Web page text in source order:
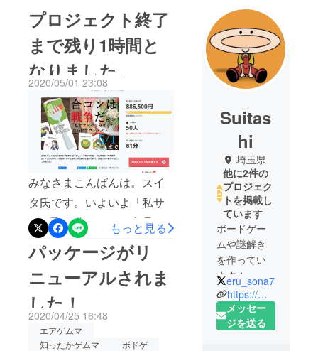
プロジェクト終了
まで残り1時間と
なりました。
2020/05/01 23:08
みなさまこんばんは。スイ
タ氏です。いよいよ「私サ
ラダ取り分けるね」商品化
プロジェクト残すところあ
と【1時間】となりました。
一カ月という期間でしたが
本当に様々なことがありま
した。・クレカの不正利用
発覚・トップページ掲載・
もっと見る
パッケージがリ
ニューアルされま
した！
2020/04/25 16:48
エアゲムマ
知ったかゲムマ
ボドゲ
Suitas
hi
埼玉県
他に2件の
プロジェク
トを掲載し
ています
ボードゲー
ムや謎解き
を作ってい
ます！
Avignon
Games代表 /
すいた商店
eru_sona7
https://mobile.twitter.com/eru_sona7
メッセー
ジを送る